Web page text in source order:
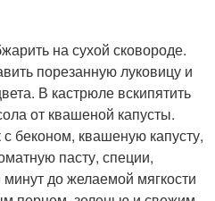
на сухой сковороде.
порезанную луковицу и
В кастрюле вскипятить
от квашеной капусты.
беконом, квашеную капусту,
пасту, специи,
до желаемой мягкости